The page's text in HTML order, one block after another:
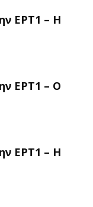
ΕΡΤ1 – Η
ΕΡΤ1 – Ο
ΕΡΤ1 – Η